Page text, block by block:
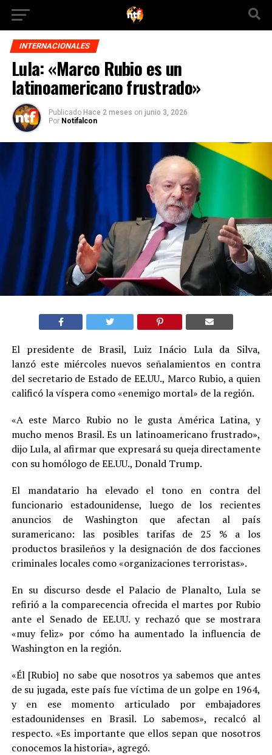
INTERNACIONALES
Lula: «Marco Rubio es un
latinoamericano frustrado»
Publicado Hace 2 meses on junio 3, 2026
Por Notifalcon
El presidente de Brasil, Luiz Inácio Lula da Silva,
lanzó este miércoles nuevos señalamientos en contra
del secretario de Estado de EE.UU., Marco Rubio, a quien
calificó la víspera como «enemigo mortal» de la región.
«A este Marco Rubio no le gusta América Latina, y
mucho menos Brasil. Es un latinoamericano frustrado»,
dijo Lula, al afirmar que expresará su queja directamente
con su homólogo de EE.UU., Donald Trump.
El mandatario ha elevado el tono en contra del
funcionario estadounidense, luego de los recientes
anuncios de Washington que afectan al país
suramericano: las posibles tarifas de 25 % a los
productos brasileños y la designación de dos facciones
criminales locales como «organizaciones terroristas».
En su discurso desde el Palacio de Planalto, Lula se
refirió a la comparecencia ofrecida el martes por Rubio
ante el Senado de EE.UU. y rechazó que se mostrara
«muy feliz» por cómo ha aumentado la influencia de
Washington en la región.
«Él [Rubio] no sabe que nosotros ya sabemos que antes
de su jugada, este país fue víctima de un golpe en 1964,
y en ese momento articulado por embajadores
estadounidenses en Brasil. Lo sabemos», recalcó al
respecto. «Es importante que ellos sepan que nosotros
conocemos la historia», agregó.